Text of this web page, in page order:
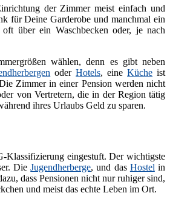
der Zimmer meist einfach und
für Deine Garderobe und manchmal ein
über ein Waschbecken oder, je nach
wählen, denn es gibt neben
oderHotels, eineKüche ist
Zimmer in einer Pension werden nicht
von Vertretern, die in der Region tätig
ihres Urlaubs Geld zu sparen.
Klassifizierung eingestuft. Der wichtigste
DieJugendherberge, und das Hostelin
dass Pensionen nicht nur ruhiger sind,
und meist das echte Leben im Ort.